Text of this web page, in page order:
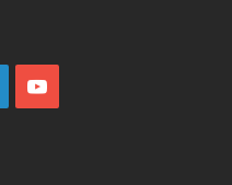
YouTube